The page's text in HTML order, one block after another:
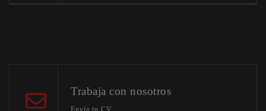
Trabaja con nosotros
Envía tu CV